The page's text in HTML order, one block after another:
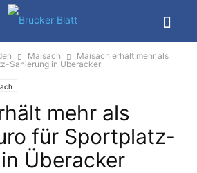
Maisach
Maisach erhält mehr als
Sanierung in Überacker
mehr als
für Sportplatz-
Überacker